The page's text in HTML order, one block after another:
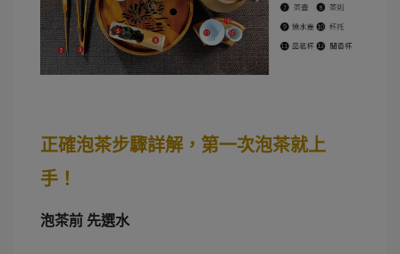
正確泡茶步驟詳解，第一次泡茶就上
手！
泡茶前 先選水